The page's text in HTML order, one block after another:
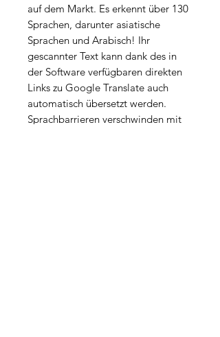
auf dem Markt. Es erkennt über 130
Sprachen, darunter asiatische
Sprachen und Arabisch! Ihr
gescannter Text kann dank des in
der Software verfügbaren direkten
Links zu Google Translate auch
automatisch übersetzt werden.
Sprachbarrieren verschwinden mit